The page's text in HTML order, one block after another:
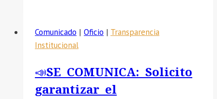
Comunicado | Oficio | Transparencia
Institucional
📣SE COMUNICA: Solicito
garantizar el